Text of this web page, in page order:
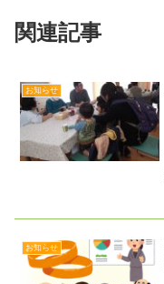
関連記事
お知らせ
お知らせ